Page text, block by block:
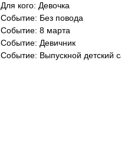
Для кого: Девочка
Событие: Без повода
Событие: 8 марта
Событие: Девичник
Событие: Выпускной детский